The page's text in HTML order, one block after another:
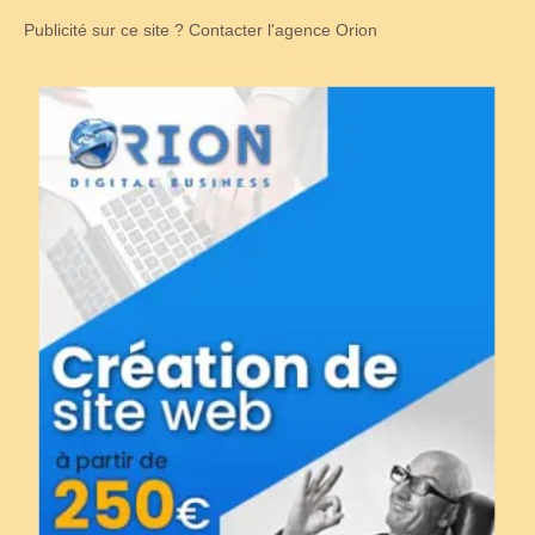
Publicité sur ce site ? Contacter l'agence Orion